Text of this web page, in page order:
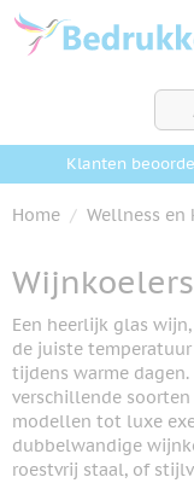
Ga naar de inhoud
Klanten
Home / Wellness en
Wijnkoelers
Een heerlijk glas
de juiste
tijdens warme
verschillende
modellen tot luxe
dubbelwandige
roestvrij staal, of